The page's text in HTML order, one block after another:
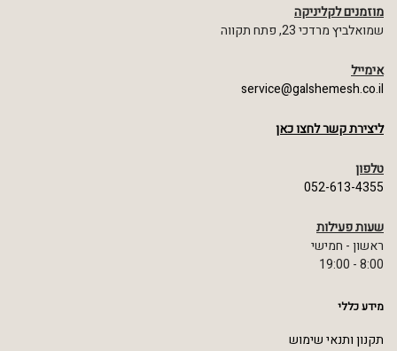
מוזמנים לקליניקה
שמואלביץ מרדכי 23, פתח תקווה
אימייל
service@galshemesh.co.il
ליצירת קשר לחצו כאן
טלפון
052-613-4355
שעות פעילות
ראשון - חמישי
8:00 - 19:00
מידע כללי
תקנון ותנאי שימוש